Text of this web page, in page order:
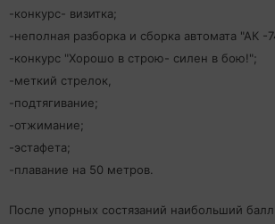
-конкурс- визитка;
-неполная разборка и сборка автомата "АК -
-конкурс "Хорошо в строю- силен в бою!";
-меткий стрелок,
-подтягивание;
-отжимание;
-эстафета;
-плавание на 50 метров.
После упорных состязаний наибольший